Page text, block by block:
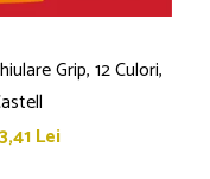
Grip, 12 Culori,
Lei